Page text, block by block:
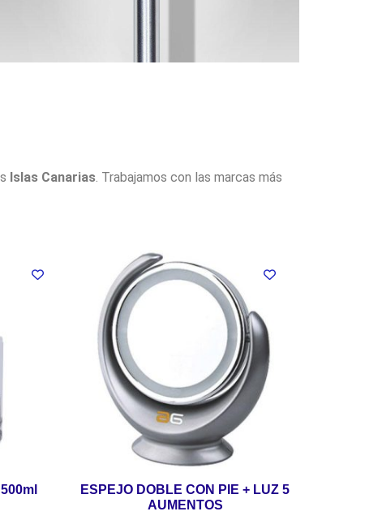
Islas Canarias. Trabajamos con las marcas más
ESPEJO DOBLE CON PIE + LUZ 5
AUMENTOS